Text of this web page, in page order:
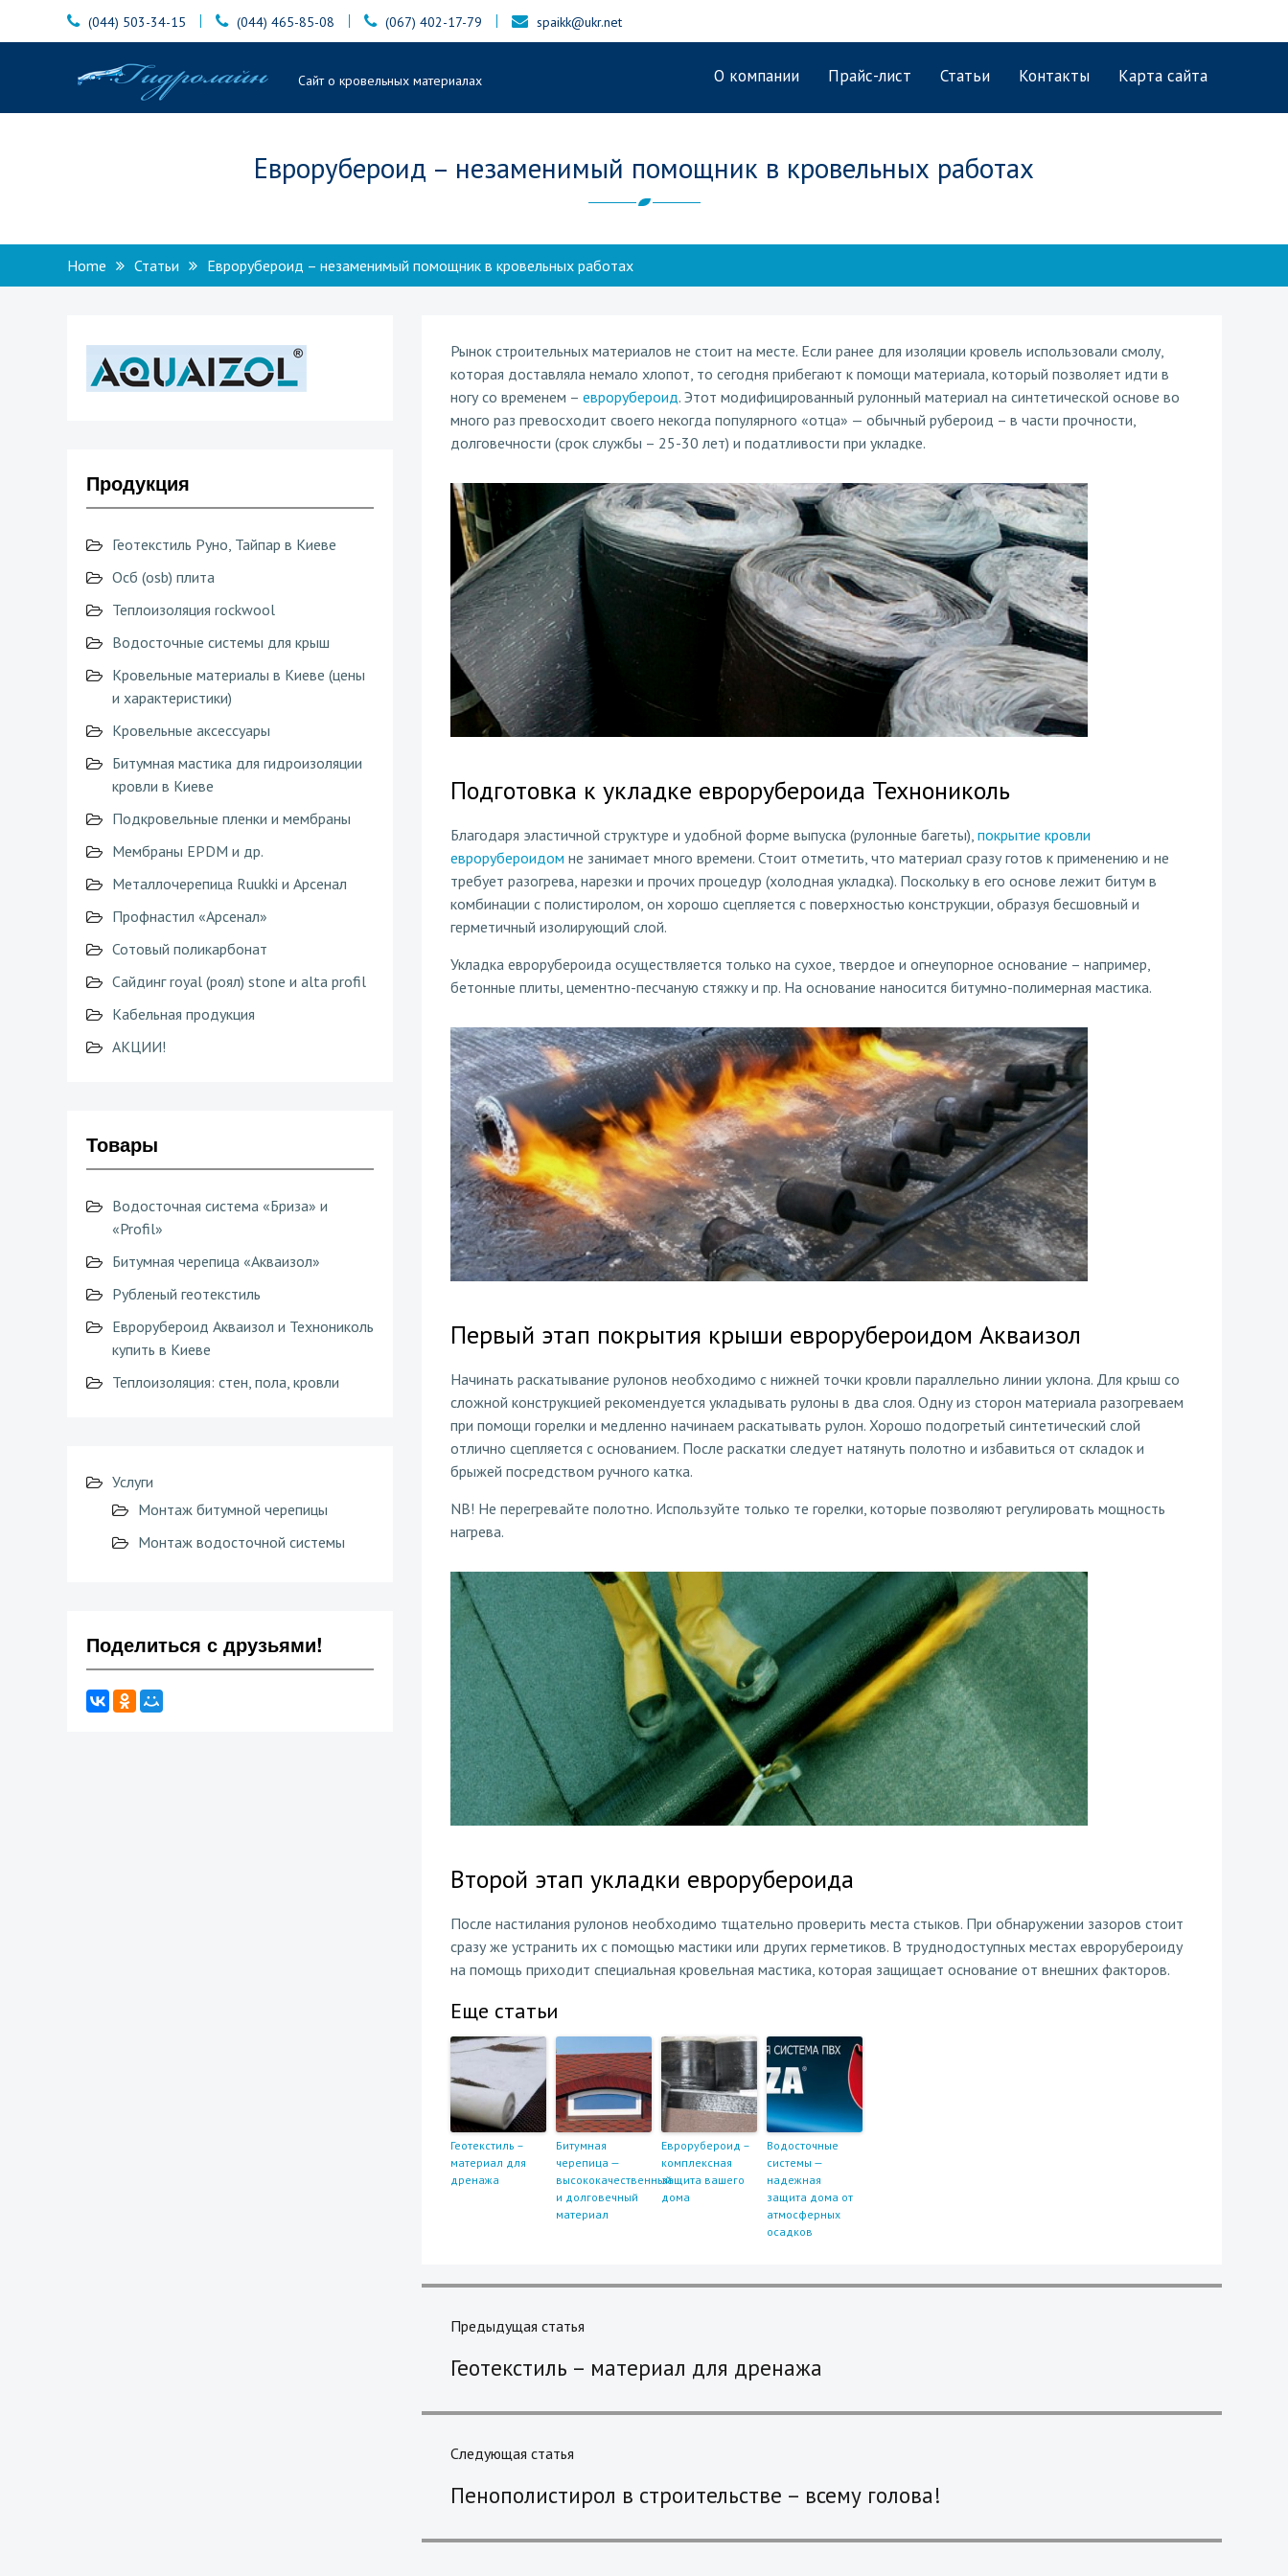
(044) 503-34-15 (044) 465-85-08 (067) 402-17-79 spaikk@ukr.net
Гидролайн Сайт о кровельных материалах О компании Прайс-лист Статьи Контакты Карта сайта
Еврорубероид – незаменимый помощник в кровельных работах
Home Статьи Еврорубероид – незаменимый помощник в кровельных работах
Рынок строительных материалов не стоит на месте. Если ранее для изоляции кровель использовали смолу,
которая доставляла немало хлопот, то сегодня прибегают к помощи материала, который позволяет идти в
ногу со временем – еврорубероид. Этот модифицированный рулонный материал на синтетической основе во
много раз превосходит своего некогда популярного «отца» — обычный рубероид – в части прочности,
долговечности (срок службы – 25-30 лет) и податливости при укладке.
Подготовка к укладке еврорубероида Технониколь
Благодаря эластичной структуре и удобной форме выпуска (рулонные багеты), покрытие кровли
еврорубероидом не занимает много времени. Стоит отметить, что материал сразу готов к применению и не
требует разогрева, нарезки и прочих процедур (холодная укладка). Поскольку в его основе лежит битум в
комбинации с полистиролом, он хорошо сцепляется с поверхностью конструкции, образуя бесшовный и
герметичный изолирующий слой.
Укладка еврорубероида осуществляется только на сухое, твердое и огнеупорное основание – например,
бетонные плиты, цементно-песчаную стяжку и пр. На основание наносится битумно-полимерная мастика.
Первый этап покрытия крыши еврорубероидом Акваизол
Начинать раскатывание рулонов необходимо с нижней точки кровли параллельно линии уклона. Для крыш со
сложной конструкцией рекомендуется укладывать рулоны в два слоя. Одну из сторон материала разогреваем
при помощи горелки и медленно начинаем раскатывать рулон. Хорошо подогретый синтетический слой
отлично сцепляется с основанием. После раскатки следует натянуть полотно и избавиться от складок и
брыжей посредством ручного катка.
NB! Не перегревайте полотно. Используйте только те горелки, которые позволяют регулировать мощность
нагрева.
Второй этап укладки еврорубероида
После настилания рулонов необходимо тщательно проверить места стыков. При обнаружении зазоров стоит
сразу же устранить их с помощью мастики или других герметиков. В труднодоступных местах еврорубероиду
на помощь приходит специальная кровельная мастика, которая защищает основание от внешних факторов.
Еще статьи
Геотекстиль –
материал для
дренажа
Битумная
черепица —
высококачественный
и долговечный
материал
Еврорубероид –
комплексная
защита вашего
дома
Водосточные
системы —
надежная
защита дома от
атмосферных
осадков
Навигация
записям
Предыдущая статья
post:
Геотекстиль – материал для дренажа
Следующая статья
post:
Пенополистирол в строительстве – всему голова!
Продукция
Геотекстиль Руно, Тайпар в Киеве
Осб (osb) плита
Теплоизоляция rockwool
Водосточные системы для крыш
Кровельные материалы в Киеве (цены
и характеристики)
Кровельные аксессуары
Битумная мастика для гидроизоляции
кровли в Киеве
Подкровельные пленки и мембраны
Мембраны EPDM и др.
Металлочерепица Ruukki и Арсенал
Профнастил «Арсенал»
Сотовый поликарбонат
Сайдинг royal (роял) stone и alta profil
Кабельная продукция
АКЦИИ!
Товары
Водосточная система «Бриза» и
«Profil»
Битумная черепица «Акваизол»
Рубленый геотекстиль
Еврорубероид Акваизол и Технониколь
купить в Киеве
Теплоизоляция: стен, пола, кровли
Услуги
Монтаж битумной черепицы
Монтаж водосточной системы
Поделиться с друзьями!